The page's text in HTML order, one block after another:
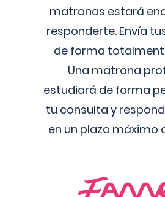
matronas estará
responderte. Envía
de forma
Una matrona
estudiará de forma
tu consulta y
en un plazo máximo